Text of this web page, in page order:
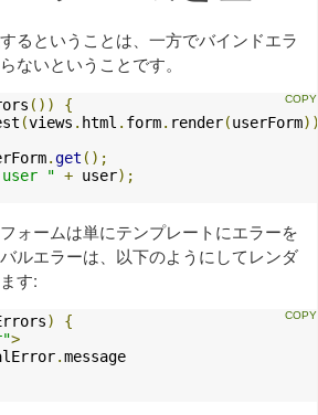
るということは、一方でバインドエラ
ないということです。
())
{
(views . html . form. render(userForm
.get ();
user " + user);
ォームは単にテンプレートにエラーを
ルエラーは、以下のようにしてレンダ
す:
)
{
>
.message